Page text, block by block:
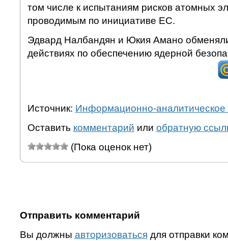
том числе к испытаниям рисков атомных
проводимым по инициативе ЕС.
Эдвард Налбандян и Юкия Амано
действиях по обеспечению ядерной
Источник: Информационно-аналитическое
Оставить комментарий или обратную
(Пока оценок нет)
Отправить комментарий
Вы должны авторизоваться для отправки